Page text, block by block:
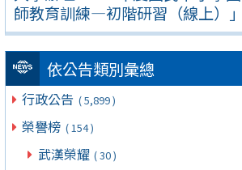
師教育訓練—初階研習（線上）」
依公告類別彙總
行政公告 ( 5,899 )
榮譽榜 ( 154 )
武漢榮耀 ( 30 )